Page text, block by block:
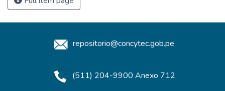
repositorio@concytec.gob.pe
(511) 204-9900 Anexo 712